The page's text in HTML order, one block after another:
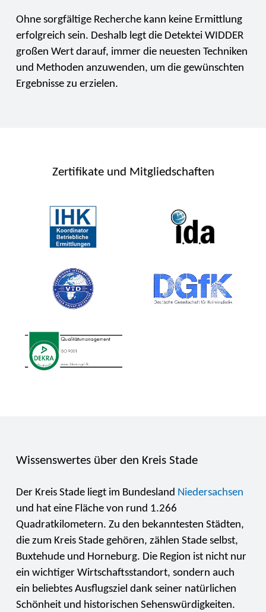
Ohne sorgfältige Recherche kann keine Ermittlung
erfolgreich sein. Deshalb legt die Detektei WIDDER
großen Wert darauf, immer die neuesten Techniken
und Methoden anzuwenden, um die gewünschten
Ergebnisse zu erzielen.
Zertifikate und Mitgliedschaften
Wissenswertes über den Kreis Stade
Der Kreis Stade liegt im Bundesland Niedersachsen
und hat eine Fläche von rund 1.266
Quadratkilometern. Zu den bekanntesten Städten,
die zum Kreis Stade gehören, zählen Stade selbst,
Buxtehude und Horneburg. Die Region ist nicht nur
ein wichtiger Wirtschaftsstandort, sondern auch
ein beliebtes Ausflugsziel dank seiner natürlichen
Schönheit und historischen Sehenswürdigkeiten.